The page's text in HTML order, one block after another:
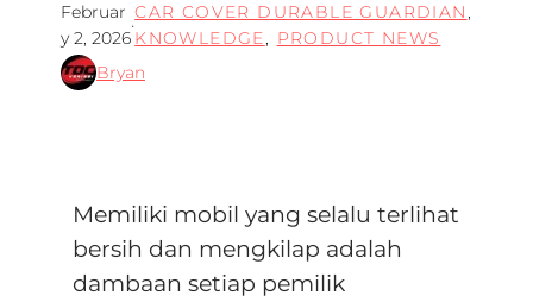
Februar
y 2, 2026
·
CAR COVER DURABLE GUARDIAN
KNOWLEDGE, PRODUCT NEWS
Bryan
Memiliki mobil yang selalu terlihat
bersih dan mengkilap adalah
dambaan setiap pemilik